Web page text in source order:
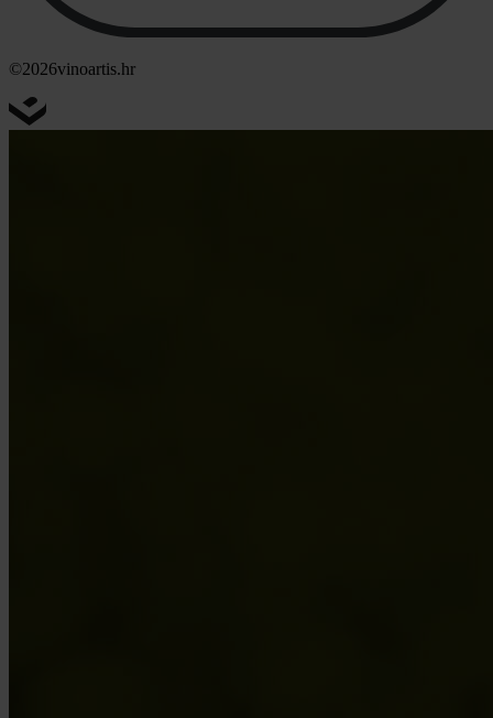
©2026vinoartis.hr